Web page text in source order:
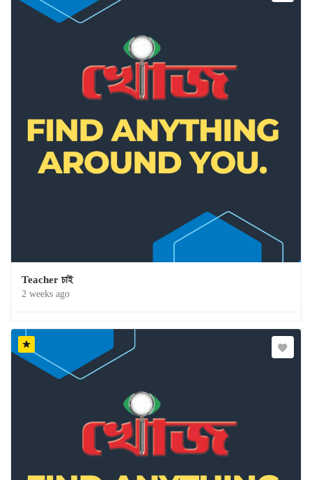
Teacher চাই
2 weeks ago